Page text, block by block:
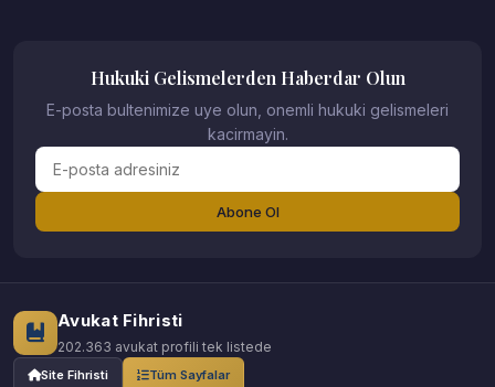
Hukuki Gelismelerden Haberdar Olun
E-posta bultenimize uye olun, onemli hukuki gelismeleri
kacirmayin.
Abone Ol
Avukat Fihristi
202.363 avukat profili tek listede
Site Fihristi Tüm Sayfalar